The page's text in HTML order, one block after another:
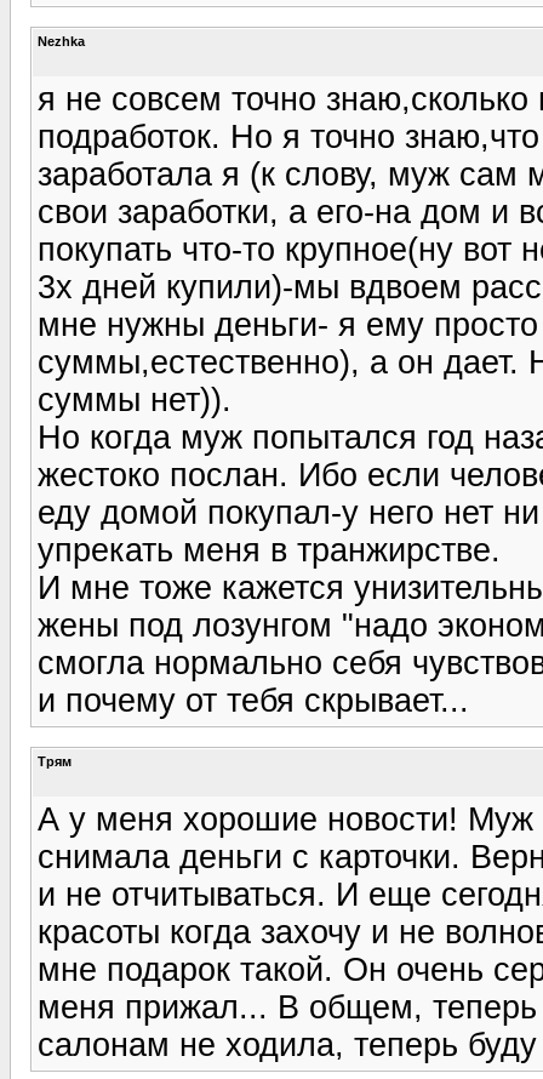
Nezhka
я не совсем точно
подработок. Но я точно
заработала я (к слову, муж сам
свои заработки, а его-на дом и
покупать что-то крупное(ну
3х дней купили)-мы вдвоем
мне нужны деньги- я ему
суммы,естественно), а он дает.
суммы нет)).
Но когда муж попытался год
жестоко послан. Ибо если
еду домой покупал-у него нет
упрекать меня в транжирстве.
И мне тоже кажется
жены под лозунгом "надо
смогла нормально себя
и почему от тебя скрывает...
Трям
А у меня хорошие новости!
снимала деньги с карточки.
и не отчитываться. И еще
красоты когда захочу и не
мне подарок такой. Он очень
меня прижал... В общем, теперь
салонам не ходила, теперь буду